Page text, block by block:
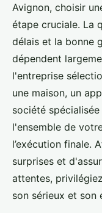
Avignon, choisir
étape cruciale. La
délais et la bonne
dépendent
l'entreprise
une maison, un
société
l'ensemble de
l’exécution finale.
surprises et
attentes,
son sérieux et son